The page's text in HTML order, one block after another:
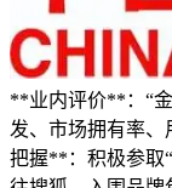
**业内评价**：“
发、市场拥有率、
把握**：积极参取